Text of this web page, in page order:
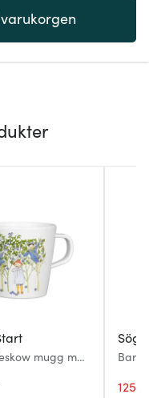
mugg med
125